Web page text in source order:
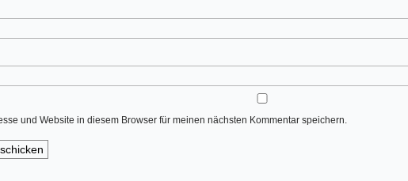
und Website in diesem Browser für meinen nächsten Kommentar speichern.